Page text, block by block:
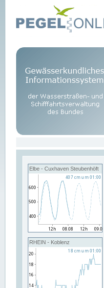
Elbe - Cuxhaven Steubenhöft
RHEIN - Koblenz